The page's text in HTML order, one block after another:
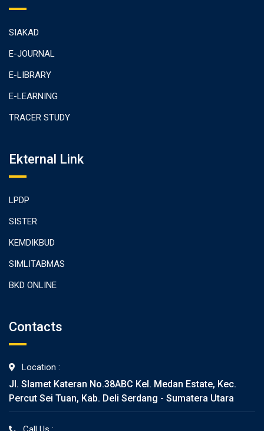
SIAKAD
E-JOURNAL
E-LIBRARY
E-LEARNING
TRACER STUDY
Ekternal Link
LPDP
SISTER
KEMDIKBUD
SIMLITABMAS
BKD ONLINE
Contacts
Location :
Jl. Slamet Kateran No.38ABC Kel. Medan Estate, Kec.
Percut Sei Tuan, Kab. Deli Serdang - Sumatera Utara